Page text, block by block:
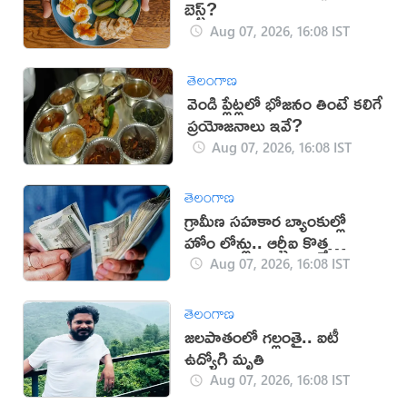
బెస్ట్?
Aug 07, 2026, 16:08 IST
తెలంగాణ
వెండి ప్లేట్లలో భోజనం తింటే కలిగే
ప్రయోజనాలు ఇవే?
Aug 07, 2026, 16:08 IST
తెలంగాణ
గ్రామీణ సహకార బ్యాంకుల్లో
హోం లోన్లు.. ఆర్బీఐ కొత్త
నిబంధనలు
Aug 07, 2026, 16:08 IST
తెలంగాణ
జలపాతంలో గల్లంతై.. ఐటీ
ఉద్యోగి మృతి
Aug 07, 2026, 16:08 IST